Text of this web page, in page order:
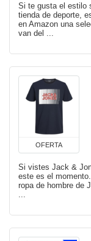
Si te gusta el estilo
tienda de deporte,
en Amazon una
van del ...
OFERTA
Si vistes Jack &
este es el
ropa de hombre de